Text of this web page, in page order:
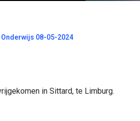
08-05-2024
in Sittard, te Limburg.